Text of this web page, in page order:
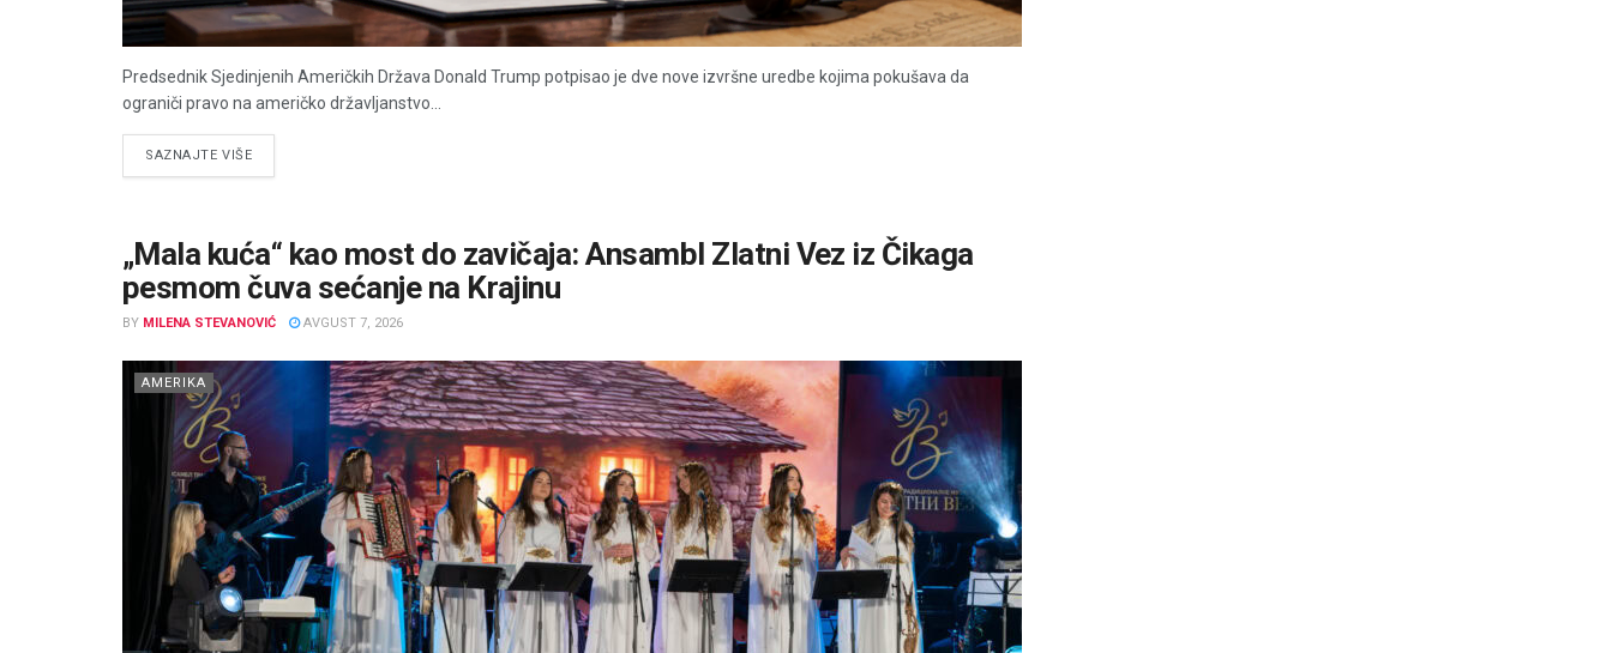
Predsednik Sjedinjenih Američkih Država Donald Trump potpisao je dve nove izvršne uredbe kojima pokušava da
ograniči pravo na američko državljanstvo...
SAZNAJTE VIŠEDETAILS
„Mala kuća“ kao most do zavičaja: Ansambl Zlatni Vez iz Čikaga
pesmom čuva sećanje na Krajinu
BY MILENA STEVANOVIĆ AVGUST 7, 2026
AMERIKA